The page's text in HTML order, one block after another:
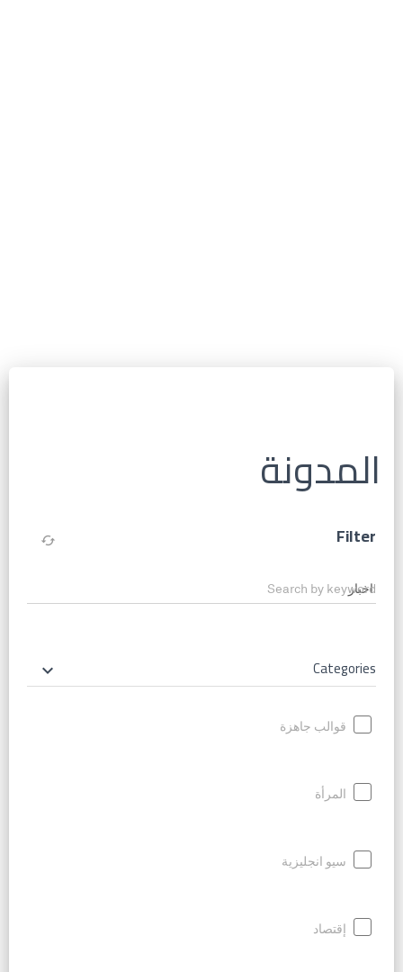
المدونة
Filter
cached
Search by keyword
Categories
keyboard_arrow_down
قوالب جاهزة
المرأة
سيو انجليزية
إقتصاد